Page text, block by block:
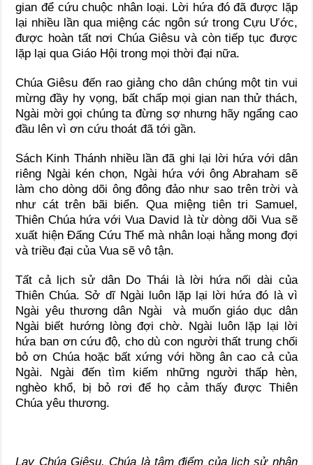
gian để cứu chuộc nhân loại. Lời hứa đó đã được lặp
lại nhiều lần qua miệng các ngôn sứ trong Cựu Ước,
được hoàn tất nơi Chúa Giêsu và còn tiếp tục được
lặp lại qua Giáo Hội trong mọi thời đại nữa.
Chúa Giêsu đến rao giảng cho dân chúng một tin vui
mừng đầy hy vọng, bất chấp mọi gian nan thử thách,
Ngài mời gọi chúng ta đừng sợ nhưng hãy ngẩng cao
đầu lên vì ơn cứu thoát đã tới gần.
Sách Kinh Thánh nhiều lần đã ghi lại lời hứa với dân
riêng Ngài kén chọn, Ngài hứa với ông Abraham sẽ
làm cho dòng dõi ông đông đảo như sao trên trời và
như cát trên bãi biển. Qua miệng tiên tri Samuel,
Thiên Chúa hứa với Vua David là từ dòng dõi Vua sẽ
xuất hiện Ðấng Cứu Thế mà nhân loại hằng mong đợi
và triều đại của Vua sẽ vô tận.
Tất cả lịch sử dân Do Thái là lời hứa nối dài của
Thiên Chúa. Sở dĩ Ngài luôn lặp lại lời hứa đó là vì
Ngài yêu thương dân Ngài và muốn giáo dục dân
Ngài biết hướng lòng đợi chờ. Ngài luôn lặp lại lời
hứa ban ơn cứu độ, cho dù con người thất trung chối
bỏ ơn Chúa hoặc bất xứng với hồng ân cao cả của
Ngài. Ngài đến tìm kiếm những người thấp hèn,
nghèo khổ, bị bỏ rơi để họ cảm thấy được Thiên
Chúa yêu thương.
Lạy Chúa Giêsu, Chúa là tâm điểm của lịch sử nhân